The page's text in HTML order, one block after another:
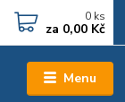
Menu
0 ks
za 0,00 Kč